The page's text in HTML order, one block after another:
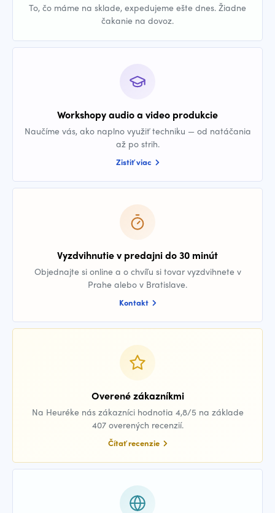
To, čo máme na sklade, expedujeme ešte dnes. Žiadne
čakanie na dovoz.
Workshopy audio a video produkcie
Naučíme vás, ako naplno využiť techniku — od natáčania
až po strih.
Zistiť viac
Vyzdvihnutie v predajni do 30 minút
Objednajte si online a o chvíľu si tovar vyzdvihnete v
Prahe alebo v Bratislave.
Kontakt
Overené zákazníkmi
Na Heuréke nás zákazníci hodnotia 4,8/5 na základe
407 overených recenzií.
Čítať recenzie